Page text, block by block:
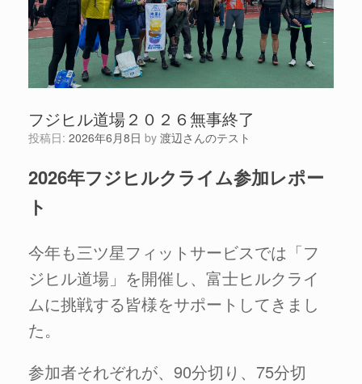
フジヒル道場２０２６無事終了
投稿日: 2026年6月8日 by 渡辺さんのテスト
2026年フジヒルクライム参加レポー
ト
今年も三ツ星フィットサービスでは「フ
ジヒル道場」を開催し、富士ヒルクライ
ムに挑戦する皆様をサポートしてきまし
た。
参加者それぞれが、90分切り、75分切